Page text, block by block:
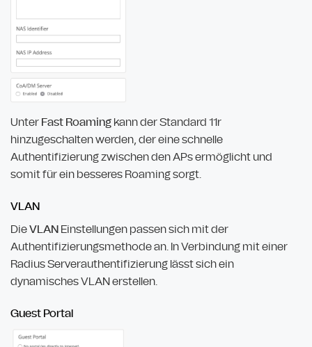
UnterFast Roamingkann der Standard 11r
hinzugeschalten werden, der eine schnelle
Authentifizierung zwischen den APs ermöglicht und
somit für ein besseres Roaming sorgt.
VLAN
DieVLANEinstellungen passen sich mit der
Authentifizierungsmethode an. In Verbindung mit einer
Radius Serverauthentifizierung lässt sich ein
dynamisches VLAN erstellen.
Guest Portal